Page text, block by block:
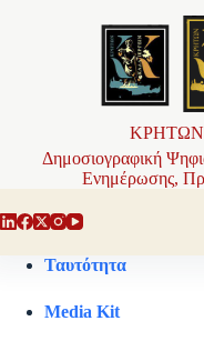
ΚΡΗΤΩΝ
Δημοσιογραφική
Ενημέρωσης,
Ταυτότητα
Media Kit